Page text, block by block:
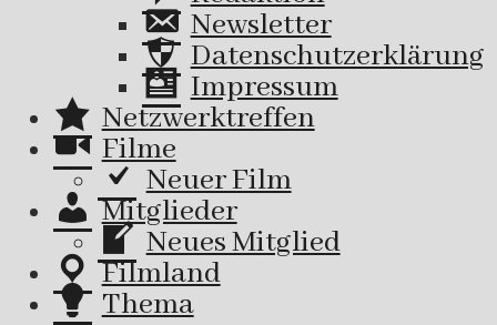
Newsletter
Datenschutzerklärung
Impressum
Netzwerktreffen
Filme
Neuer Film
Mitglieder
Neues Mitglied
Filmland
Thema